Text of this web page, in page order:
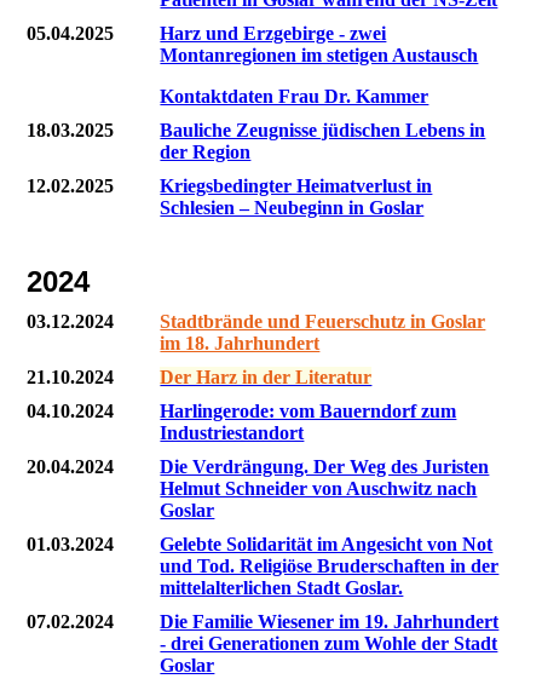
05.04.2025
Harz und Erzgebirge - zwei
Montanregionen im stetigen Austausch
Kontaktdaten Frau Dr. Kammer
18.03.2025
Bauliche Zeugnisse jüdischen Lebens in
der Region
12.02.2025
Kriegsbedingter Heimatverlust in
Schlesien – Neubeginn in Goslar
2024
03.12.2024
Stadtbrände und Feuerschutz in Goslar
im 18. Jahrhundert
21.10.2024
Der Harz in der Literatur
04.10.2024
Harlingerode: vom Bauerndorf zum
Industriestandort
20.04.2024
Die Verdrängung. Der Weg des Juristen
Helmut Schneider von Auschwitz nach
Goslar
01.03.2024
Gelebte Solidarität im Angesicht von Not
und Tod. Religiöse Bruderschaften in der
mittelalterlichen Stadt Goslar.
07.02.2024
Die Familie Wiesener im 19. Jahrhundert
- drei Generationen zum Wohle der Stadt
Goslar